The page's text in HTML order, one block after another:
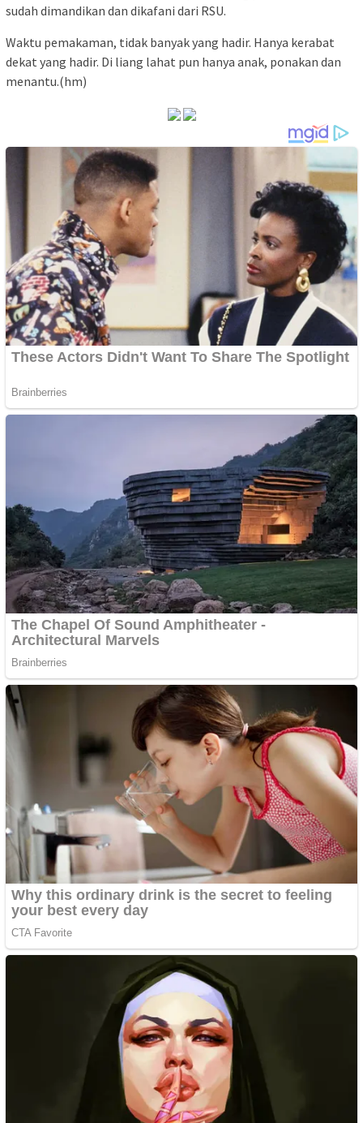
sudah dimandikan dan dikafani dari RSU.
Waktu pemakaman, tidak banyak yang hadir. Hanya kerabat
dekat yang hadir. Di liang lahat pun hanya anak, ponakan dan
menantu.(hm)